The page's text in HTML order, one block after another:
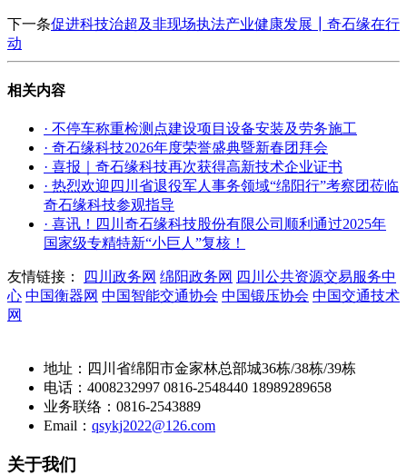
下一条促进科技治超及非现场执法产业健康发展┃奇石缘在行
动
相关内容
· 不停车称重检测点建设项目设备安装及劳务施工
· 奇石缘科技2026年度荣誉盛典暨新春团拜会
· 喜报｜奇石缘科技再次获得高新技术企业证书
· 热烈欢迎四川省退役军人事务领域“绵阳行”考察团莅临
奇石缘科技参观指导
· 喜讯！四川奇石缘科技股份有限公司顺利通过2025年
国家级专精特新“小巨人”复核！
友情链接： 四川政务网 绵阳政务网 四川公共资源交易服务中
心 中国衡器网 中国智能交通协会 中国锻压协会 中国交通技术
网
地址：四川省绵阳市金家林总部城36栋/38栋/39栋
电话：4008232997 0816-2548440 18989289658
业务联络：0816-2543889
Email： qsykj2022@126.com
关于我们